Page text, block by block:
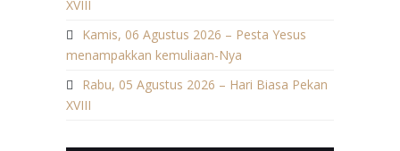
XVIII
Kamis, 06 Agustus 2026 – Pesta Yesus
menampakkan kemuliaan-Nya
Rabu, 05 Agustus 2026 – Hari Biasa Pekan
XVIII